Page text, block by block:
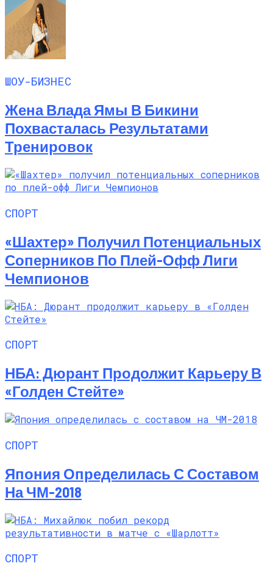
ШОУ-БИЗНЕС
Жена Влада Ямы В Бикини
Похвасталась Результатами
Тренировок
СПОРТ
«Шахтер» Получил Потенциальных
Соперников По Плей-Офф Лиги
Чемпионов
СПОРТ
НБА: Дюрант Продолжит Карьеру В
«Голден Стейте»
СПОРТ
Япония Определилась С Составом
На ЧМ-2018
СПОРТ